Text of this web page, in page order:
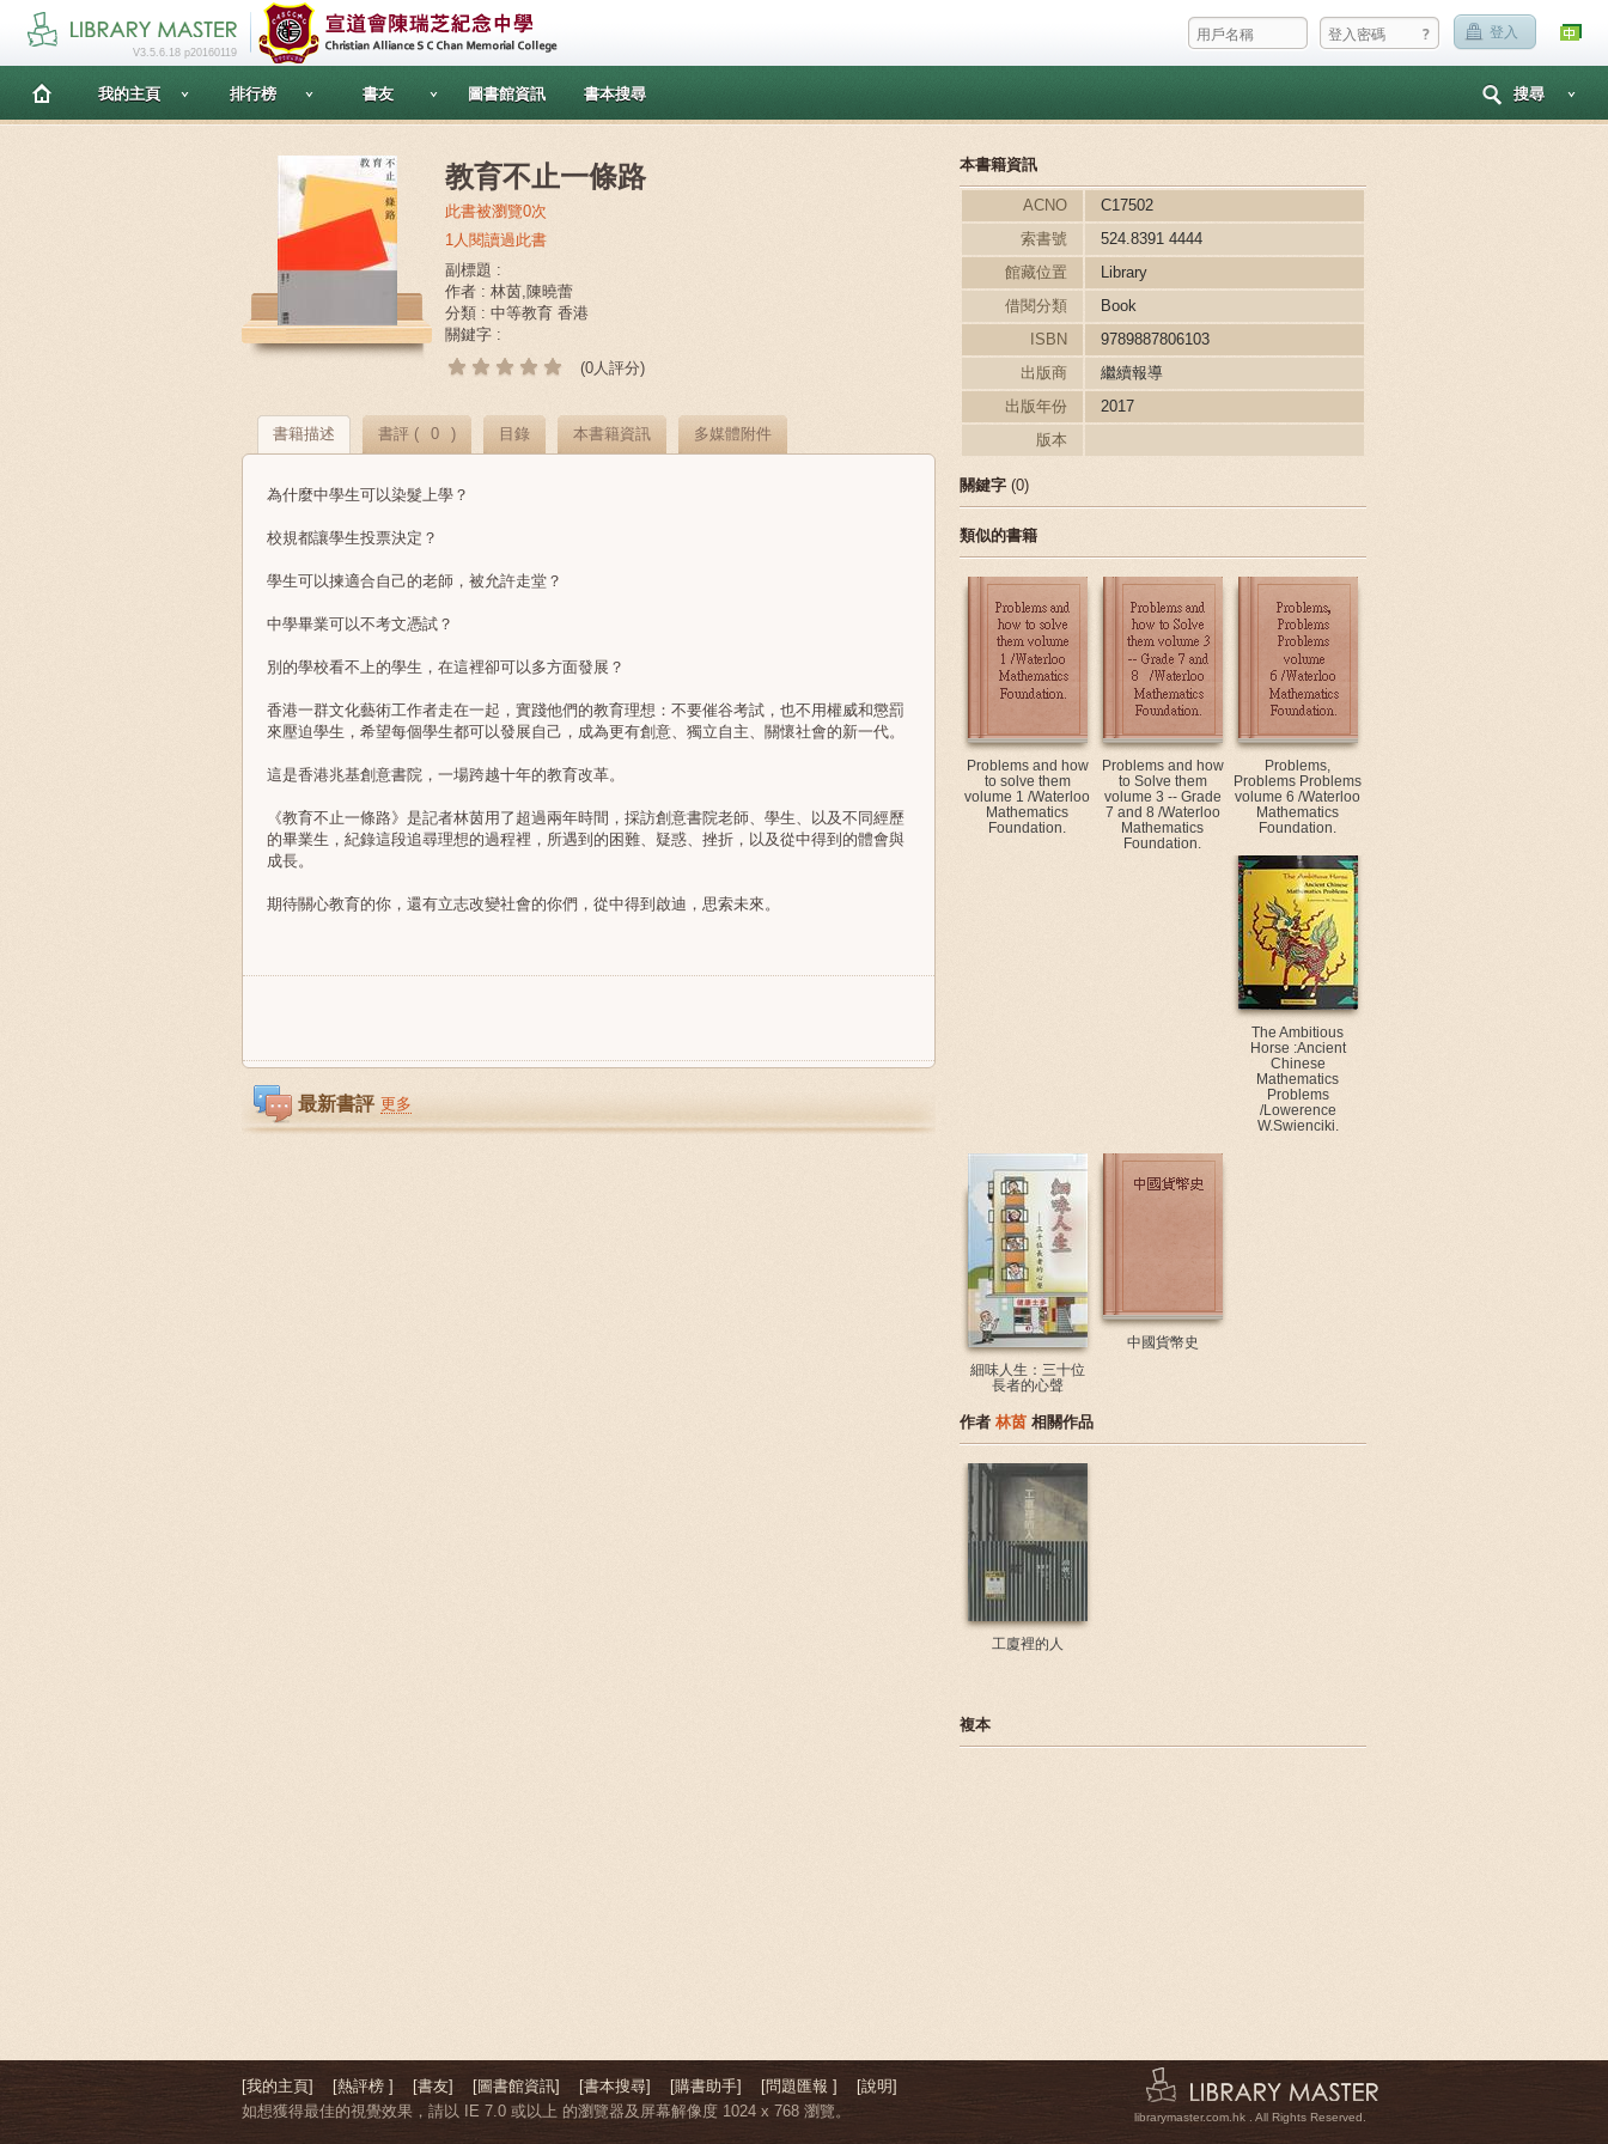
? 登入
V3.5.6.18 p20160119
我的主頁 排行榜 書友 圖書館資訊 書本搜尋 搜尋
教育不止一條路
此書被瀏覽0次
1人閱讀過此書
副標題 :
作者 : 林茵,陳曉蕾
分類 : 中等教育 香港
關鍵字 :
(0人評分)
書籍描述 書評 ( 0 ) 目錄 本書籍資訊 多媒體附件
為什麼中學生可以染髮上學？
校規都讓學生投票決定？
學生可以揀適合自己的老師，被允許走堂？
中學畢業可以不考文憑試？
別的學校看不上的學生，在這裡卻可以多方面發展？
香港一群文化藝術工作者走在一起，實踐他們的教育理想：不要催谷考試，也不用權威和懲罰
來壓迫學生，希望每個學生都可以發展自己，成為更有創意、獨立自主、關懷社會的新一代。
這是香港兆基創意書院，一場跨越十年的教育改革。
《教育不止一條路》是記者林茵用了超過兩年時間，採訪創意書院老師、學生、以及不同經歷
的畢業生，紀錄這段追尋理想的過程裡，所遇到的困難、疑惑、挫折，以及從中得到的體會與
成長。
期待關心教育的你，還有立志改變社會的你們，從中得到啟迪，思索未來。
最新書評 更多
本書籍資訊
ACNO
C17502
索書號
524.8391 4444
館藏位置
Library
借閱分類
Book
ISBN
9789887806103
出版商
繼續報導
出版年份
2017
版本
關鍵字 (0)
類似的書籍
Problems and how
to solve them
volume 1 /Waterloo
Mathematics
Foundation.
Problems and how
to Solve them
volume 3 -- Grade
7 and 8 /Waterloo
Mathematics
Foundation.
Problems,
Problems Problems
volume 6 /Waterloo
Mathematics
Foundation.
The Ambitious
Horse :Ancient
Chinese
Mathematics
Problems
/Lowerence
W.Swienciki.
細味人生：三十位
長者的心聲
中國貨幣史
作者 林茵 相關作品
工廈裡的人
複本
[我的主頁] [熱評榜 ] [書友] [圖書館資訊] [書本搜尋] [購書助手] [問題匯報 ]
[說明]
如想獲得最佳的視覺效果，請以 IE 7.0 或以上 的瀏覽器及屏幕解像度 1024 x 768 瀏覽。
librarymaster.com.hk . All Rights Reserved.